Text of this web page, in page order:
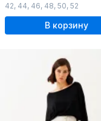
42, 44, 46, 48, 50, 52
В корзину